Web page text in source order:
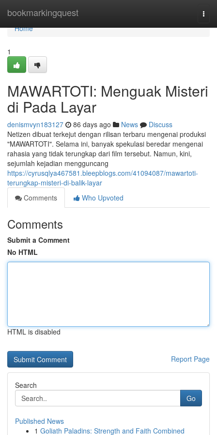
bookmarkingquest
Home
Home
1
MAWARTOTI: Menguak Misteri
di Pada Layar
denismvyn183127 86 days ago News
Discuss
Netizen dibuat terkejut dengan rilisan terbaru mengenai produksi
"MAWARTOTI". Selama ini, banyak spekulasi beredar mengenai
rahasia yang tidak terungkap dari film tersebut. Namun, kini,
sejumlah kejadian mengguncang
https://cyrusqlya467581.bleepblogs.com/41094087/mawartoti-
terungkap-misteri-di-balik-layar
Comments
Who Upvoted
Comments
Submit a Comment
No HTML
HTML is disabled
Report Page
Search
Go
Published News
1 Goliath Paladins: Strength and Faith Combined